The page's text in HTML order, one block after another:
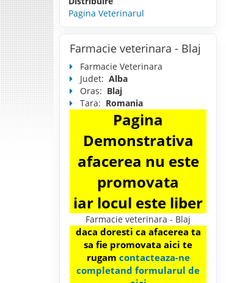
Pagina Veterinarul
Farmacie veterinara - Blaj
Farmacie Veterinara
Judet: Alba
Oras: Blaj
Tara: Romania
Pagina
Demonstrativa
afacerea nu este
promovata
iar locul este liber
Farmacie veterinara - Blaj
daca doresti ca afacerea ta
sa fie promovata aici te
rugam contacteaza-ne
completand formularul de